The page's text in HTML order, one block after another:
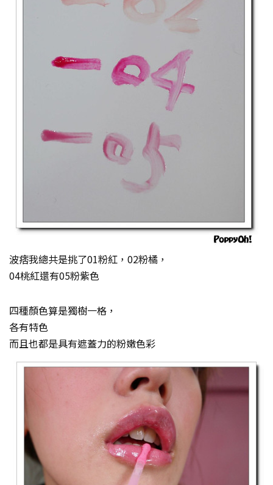
波痞我總共是挑了01粉紅，02粉橘，
04桃紅還有05粉紫色
四種顏色算是獨樹一格，
各有特色
而且也都是具有遮蓋力的粉嫩色彩